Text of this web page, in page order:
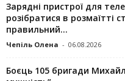
Зарядні пристрої для
розібратися в розмаїтті
правильний...
Чепіль Олена - 06.08.2026
Боєць 105 бригади